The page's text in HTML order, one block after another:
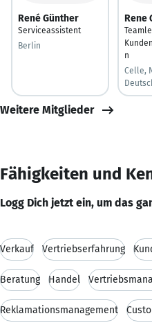
René Günther
Serviceassistent
Berlin
Rene
n
Celle,
Weitere Mitglieder
Fähigkeiten und
Logg Dich jetzt ein, um das
Verkauf Vertriebserfahrung
Beratung Handel
Reklamationsmanagement